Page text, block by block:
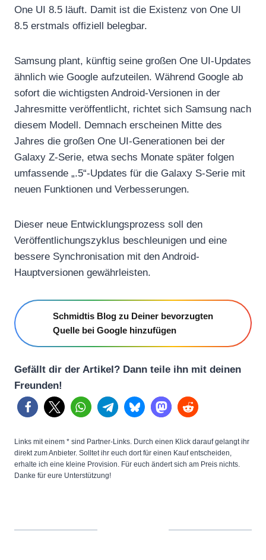
One UI 8.5 läuft. Damit ist die Existenz von One UI
8.5 erstmals offiziell belegbar.
Samsung plant, künftig seine großen One UI-Updates
ähnlich wie Google aufzuteilen. Während Google ab
sofort die wichtigsten Android-Versionen in der
Jahresmitte veröffentlicht, richtet sich Samsung nach
diesem Modell. Demnach erscheinen Mitte des
Jahres die großen One UI-Generationen bei der
Galaxy Z-Serie, etwa sechs Monate später folgen
umfassende „.5“-Updates für die Galaxy S-Serie mit
neuen Funktionen und Verbesserungen.
Dieser neue Entwicklungsprozess soll den
Veröffentlichungszyklus beschleunigen und eine
bessere Synchronisation mit den Android-
Hauptversionen gewährleisten.
Schmidtis Blog zu Deiner bevorzugten
Quelle bei Google hinzufügen
Gefällt dir der Artikel? Dann teile ihn mit deinen
Freunden!
Links mit einem * sind Partner-Links. Durch einen Klick darauf gelangt ihr
direkt zum Anbieter. Solltet ihr euch dort für einen Kauf entscheiden,
erhalte ich eine kleine Provision. Für euch ändert sich am Preis nichts.
Danke für eure Unterstützung!